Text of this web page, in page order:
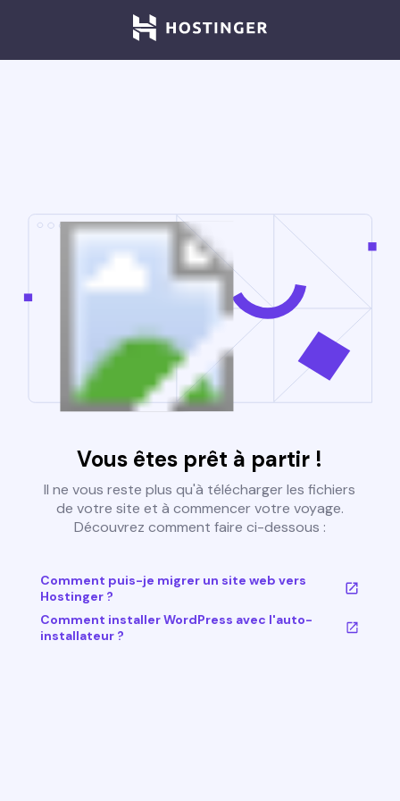
Vous êtes prêt à partir !
Il ne vous reste plus qu'à télécharger les fichiers
de votre site et à commencer votre voyage.
Découvrez comment faire ci-dessous :
Comment puis-je migrer un site web vers
Hostinger ?
Comment installer WordPress avec l'auto-
installateur ?